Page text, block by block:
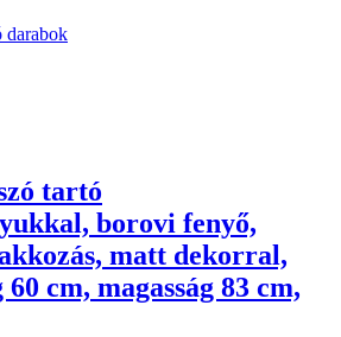
darabok
tartó
borovi fenyő,
matt dekorral,
60 cm, magasság 83 cm,